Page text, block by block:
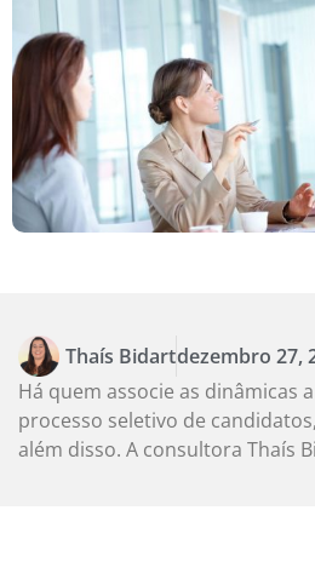
Thaís Bidartdezembro 27,
Há quem associe as dinâmicas
processo seletivo de
além disso. A consultora Thaís